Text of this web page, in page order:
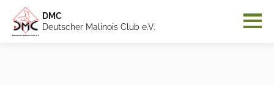
DMC
Deutscher Malinois Club e.V.